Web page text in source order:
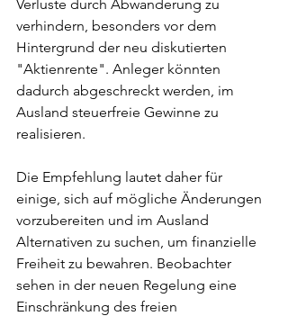
Verluste durch Abwanderung zu
verhindern, besonders vor dem
Hintergrund der neu diskutierten
"Aktienrente". Anleger könnten
dadurch abgeschreckt werden, im
Ausland steuerfreie Gewinne zu
realisieren.
Die Empfehlung lautet daher für
einige, sich auf mögliche Änderungen
vorzubereiten und im Ausland
Alternativen zu suchen, um finanzielle
Freiheit zu bewahren. Beobachter
sehen in der neuen Regelung eine
Einschränkung des freien